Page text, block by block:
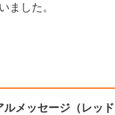
ました。
メッセージ（レッド